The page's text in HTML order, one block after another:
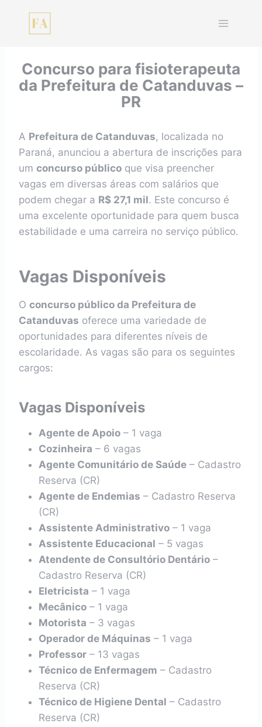
Concurso para fisioterapeuta
da Prefeitura de Catanduvas –
PR
A Prefeitura de Catanduvas, localizada no
Paraná, anunciou a abertura de inscrições para
um concurso público que visa preencher
vagas em diversas áreas com salários que
podem chegar a R$ 27,1 mil. Este concurso é
uma excelente oportunidade para quem busca
estabilidade e uma carreira no serviço público.
Vagas Disponíveis
O concurso público da Prefeitura de
Catanduvas oferece uma variedade de
oportunidades para diferentes níveis de
escolaridade. As vagas são para os seguintes
cargos:
Vagas Disponíveis
Agente de Apoio – 1 vaga
Cozinheira – 6 vagas
Agente Comunitário de Saúde – Cadastro
Reserva (CR)
Agente de Endemias – Cadastro Reserva
(CR)
Assistente Administrativo – 1 vaga
Assistente Educacional – 5 vagas
Atendente de Consultório Dentário –
Cadastro Reserva (CR)
Eletricista – 1 vaga
Mecânico – 1 vaga
Motorista – 3 vagas
Operador de Máquinas – 1 vaga
Professor – 13 vagas
Técnico de Enfermagem – Cadastro
Reserva (CR)
Técnico de Higiene Dental – Cadastro
Reserva (CR)